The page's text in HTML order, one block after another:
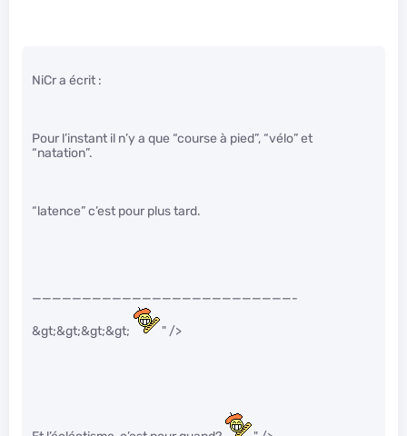
NiCr a écrit :
Pour l’instant il n’y a que “course à pied”, “vélo” et
“natation”.
“latence” c’est pour plus tard.
——————————————————————————-
&gt;&gt;&gt;&gt; " />